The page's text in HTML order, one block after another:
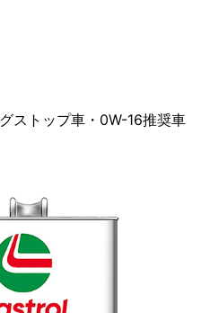
ストップ車・0W-16推奨車